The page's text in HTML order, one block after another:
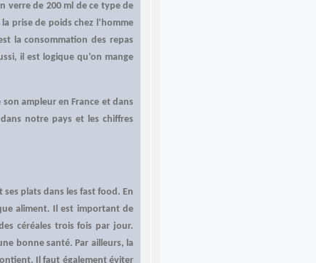
verre de 200 ml de ce type de
prise de poids chez l’homme
la consommation des repas
il est logique qu’on mange
ampleur en France et dans
notre pays et les chiffres
plats dans les fast food. En
aliment. Il est important de
céréales trois fois par jour.
bonne santé. Par ailleurs, la
Il faut également éviter